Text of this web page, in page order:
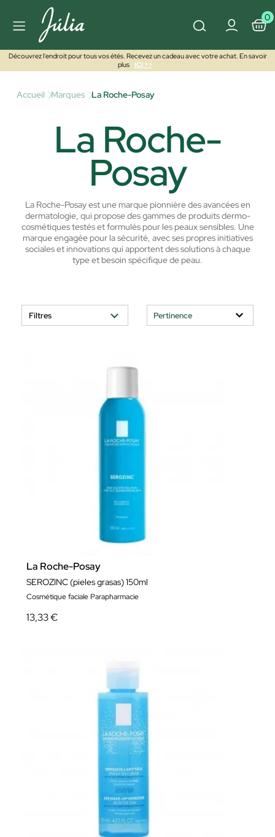
0
Découvrez l'endroit pour tous vos étés. Recevez un cadeau avec votre achat. En savoir
plus
ICI >>
Accueil Marques La Roche-Posay
La Roche-
Posay
La Roche-Posay est une marque pionnière des avancées en
dermatologie, qui propose des gammes de produits dermo-
cosmétiques testés et formulés pour les peaux sensibles. Une
marque engagée pour la sécurité, avec ses propres initiatives
sociales et innovations qui apportent des solutions à chaque
type et besoin spécifique de peau.
Filtres
La Roche-Posay
SEROZINC (pieles grasas) 150ml
Cosmétique faciale Parapharmacie
13,33 €